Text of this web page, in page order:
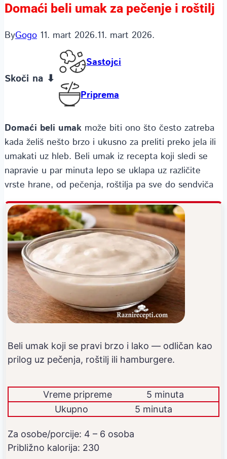
Domaći beli umak za pečenje i roštilj
ByGogo 11. mart 2026.11. mart 2026.
Skoči na ⬇
Sastojci
Priprema
Domaći beli umak može biti ono što često zatreba
kada želiš nešto brzo i ukusno za preliti preko jela ili
umakati uz hleb. Beli umak iz recepta koji sledi se
napravie u par minuta lepo se uklapa uz različite
vrste hrane, od pečenja, roštilja pa sve do sendviča
Beli umak koji se pravi brzo i lako — odličan kao
prilog uz pečenja, roštilj ili hamburgere.
Vreme pripreme
5 minuta
Ukupno
5 minuta
Za osobe/porcije: 4 – 6 osoba
Približno kalorija: 230